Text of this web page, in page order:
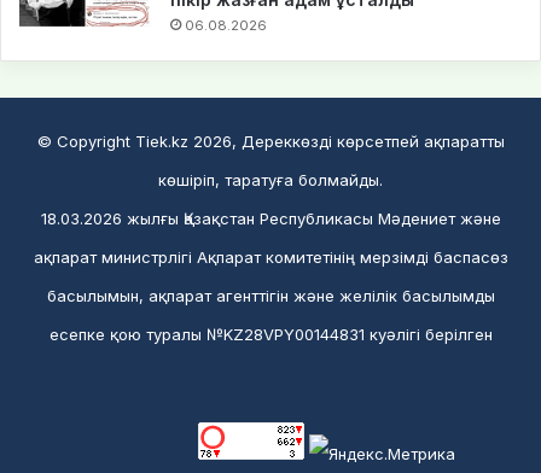
06.08.2026
© Copyright Tiek.kz 2026, Дереккөзді көрсетпей ақпаратты
көшіріп, таратуға болмайды.
18.03.2026 жылғы Қазақстан Республикасы Мәдениет және
ақпарат министрлігі Ақпарат комитетінің мерзімді баспасөз
басылымын, ақпарат агенттігін және желілік басылымды
есепке қою туралы №KZ28VPY00144831 куәлігі берілген